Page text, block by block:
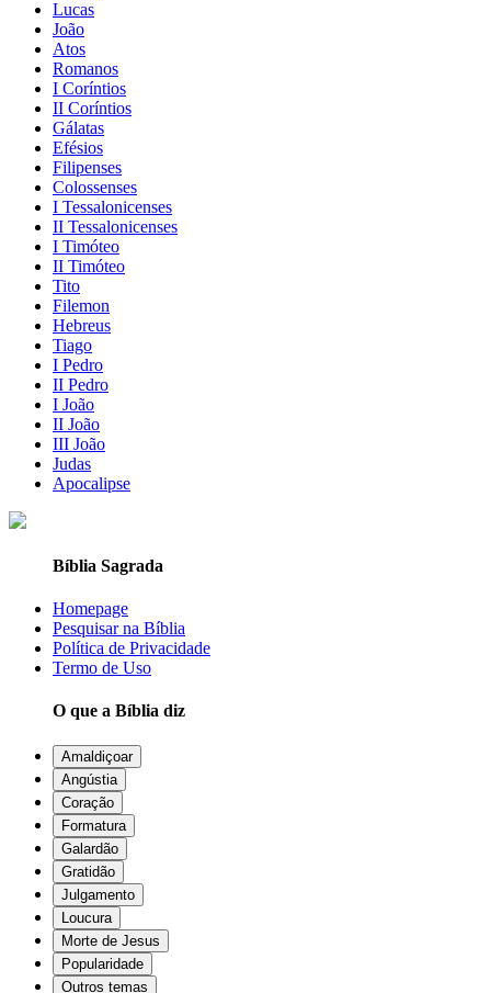
Lucas
João
Atos
Romanos
I Coríntios
II Coríntios
Gálatas
Efésios
Filipenses
Colossenses
I Tessalonicenses
II Tessalonicenses
I Timóteo
II Timóteo
Tito
Filemon
Hebreus
Tiago
I Pedro
II Pedro
I João
II João
III João
Judas
Apocalipse
Bíblia Sagrada
Homepage
Pesquisar na Bíblia
Política de Privacidade
Termo de Uso
O que a Bíblia diz
Amaldiçoar
Angústia
Coração
Formatura
Galardão
Gratidão
Julgamento
Loucura
Morte de Jesus
Popularidade
Outros temas